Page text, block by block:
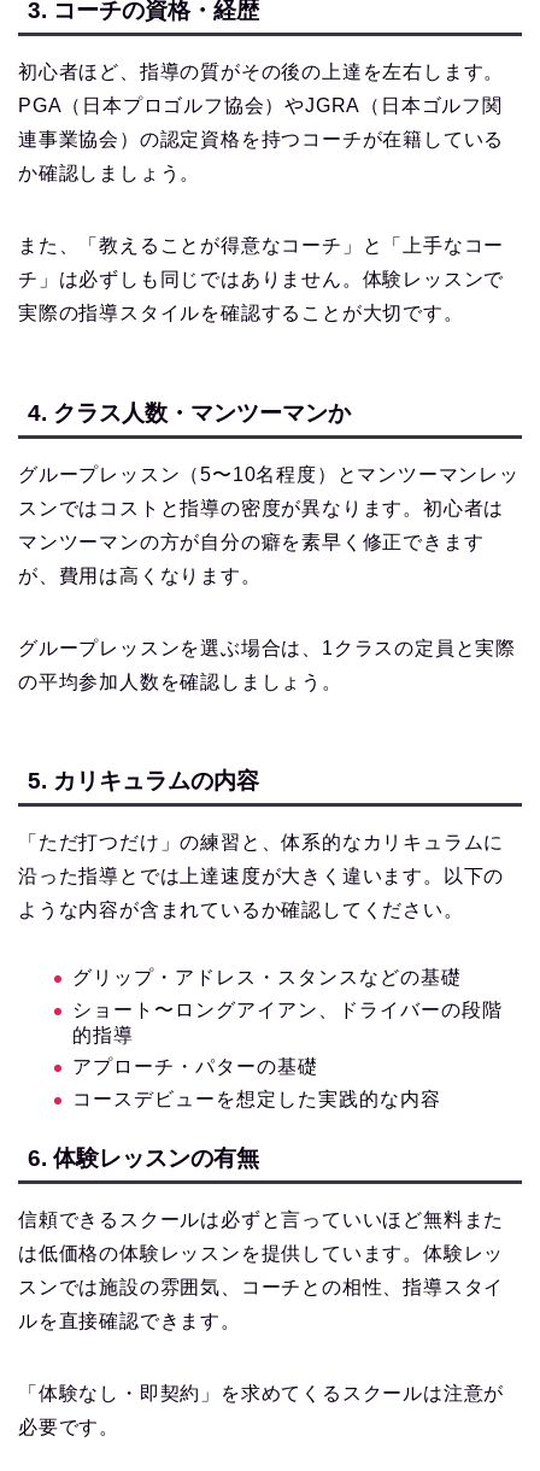
3. コーチの資格・経歴
初心者ほど、指導の質がその後の上達を左右します。
PGA（日本プロゴルフ協会）やJGRA（日本ゴルフ関
連事業協会）の認定資格を持つコーチが在籍している
か確認しましょう。
また、「教えることが得意なコーチ」と「上手なコー
チ」は必ずしも同じではありません。体験レッスンで
実際の指導スタイルを確認することが大切です。
4. クラス人数・マンツーマンか
グループレッスン（5〜10名程度）とマンツーマンレッ
スンではコストと指導の密度が異なります。初心者は
マンツーマンの方が自分の癖を素早く修正できます
が、費用は高くなります。
グループレッスンを選ぶ場合は、1クラスの定員と実際
の平均参加人数を確認しましょう。
5. カリキュラムの内容
「ただ打つだけ」の練習と、体系的なカリキュラムに
沿った指導とでは上達速度が大きく違います。以下の
ような内容が含まれているか確認してください。
グリップ・アドレス・スタンスなどの基礎
ショート〜ロングアイアン、ドライバーの段階
的指導
アプローチ・パターの基礎
コースデビューを想定した実践的な内容
6. 体験レッスンの有無
信頼できるスクールは必ずと言っていいほど無料また
は低価格の体験レッスンを提供しています。体験レッ
スンでは施設の雰囲気、コーチとの相性、指導スタイ
ルを直接確認できます。
「体験なし・即契約」を求めてくるスクールは注意が
必要です。